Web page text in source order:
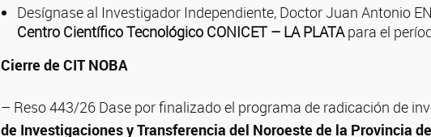
Desígnase al Investigador Independiente, Doctor Juan Antonio
Centro Científico Tecnológico CONICET – LA PLATApara el
Cierre de CIT NOBA
– Reso 443/26 Dase por finalizado el programa de radicación de
de Investigaciones y Transferencia del Noroeste de la Provincia